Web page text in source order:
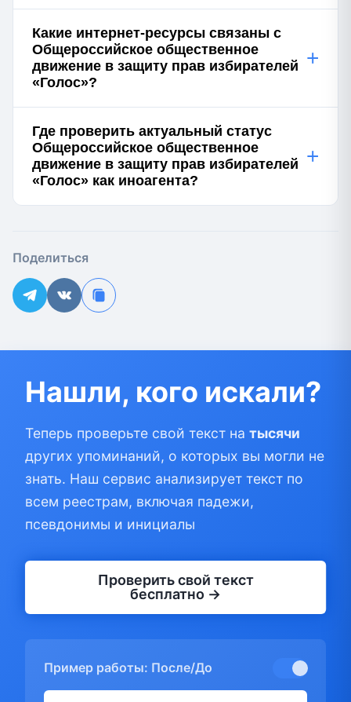
Какие интернет-ресурсы связаны с
Общероссийское общественное
движение в защиту прав избирателей
«Голос»?
+
Где проверить актуальный статус
Общероссийское общественное
движение в защиту прав избирателей
«Голос» как иноагента?
+
Поделиться
Нашли, кого искали?
Теперь проверьте свой текст на тысячи
других упоминаний, о которых вы могли не
знать. Наш сервис анализирует текст по
всем реестрам, включая падежи,
псевдонимы и инициалы
Проверить свой текст
бесплатно →
Пример работы: После/До